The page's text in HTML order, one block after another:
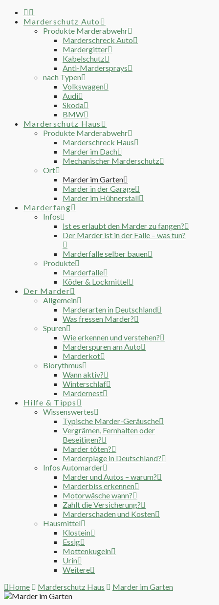
Marderschutz Auto
Produkte Marderabwehr
Marderschreck Auto
Mardergitter
Kabelschutz
Anti-Mardersprays
nach Typen
Volkswagen
Audi
Skoda
BMW
Marderschutz Haus
Produkte Marderabwehr
Marderschreck Haus
Marder im Dach
Mechanischer Marderschutz
Ort
Marder im Garten
Marder in der Garage
Marder im Hühnerstall
Marderfang
Infos
Ist es erlaubt den Marder zu fangen?
Der Marder ist in der Falle – was tun?
Marderfalle selber bauen
Produkte
Marderfalle
Köder & Lockmittel
Der Marder
Allgemein
Marderarten in Deutschland
Was fressen Marder?
Spuren
Wie erkennen und verstehen?
Marderspuren am Auto
Marderkot
Biorythmus
Wann aktiv?
Winterschlaf
Mardernest
Hilfe & Tipps
Wissenswertes
Typische Marder-Geräusche
Vergrämen, Fernhalten oder
Beseitigen?
Marder töten?
Marderplage in Deutschland?
Infos Automarder
Marder und Autos – warum?
Marderbiss erkennen
Motorwäsche wann?
Zahlt die Versicherung?
Marderschaden und Kosten
Hausmittel
Klostein
Essig
Mottenkugeln
Urin
Weitere
Home
Marderschutz Haus Marder im Garten